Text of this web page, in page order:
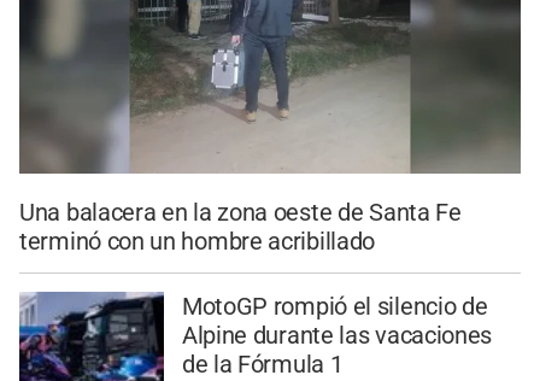
Una balacera en la zona oeste de Santa Fe
terminó con un hombre acribillado
MotoGP rompió el silencio de
Alpine durante las vacaciones
de la Fórmula 1